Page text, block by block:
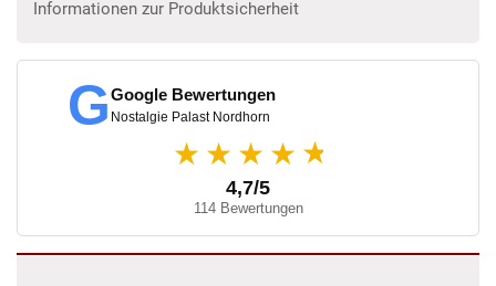
Informationen zur Produktsicherheit
GGoogle Bewertungen
Nostalgie Palast Nordhorn
★★★★ ★
4,7/5
114 Bewertungen